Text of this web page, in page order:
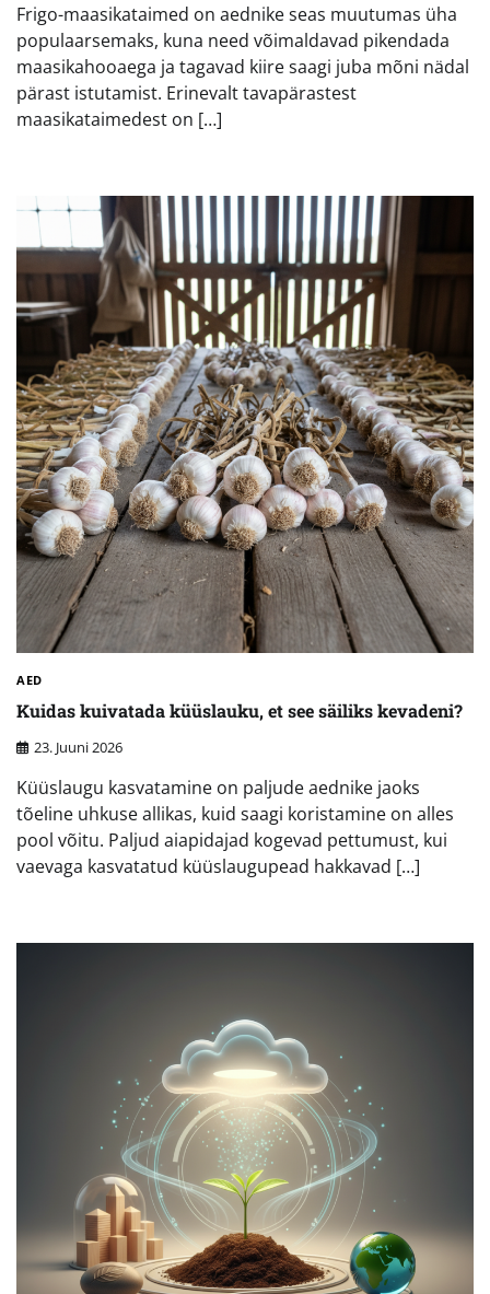
Frigo-maasikataimed on aednike seas muutumas üha
populaarsemaks, kuna need võimaldavad pikendada
maasikahooaega ja tagavad kiire saagi juba mõni nädal
pärast istutamist. Erinevalt tavapärastest
maasikataimedest on […]
AED
Kuidas kuivatada küüslauku, et see säiliks kevadeni?
23. Juuni 2026
Küüslaugu kasvatamine on paljude aednike jaoks
tõeline uhkuse allikas, kuid saagi koristamine on alles
pool võitu. Paljud aiapidajad kogevad pettumust, kui
vaevaga kasvatatud küüslaugupead hakkavad […]